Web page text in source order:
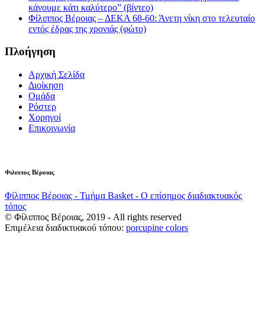
κάνουμε κάτι καλύτερο” (βίντεο)
Φίλιππος Βέροιας – ΔΕΚΑ 68-60: Άνετη νίκη στο τελευταίο
εντός έδρας της χρονιάς (φώτο)
Πλοήγηση
Αρχική Σελίδα
Διοίκηση
Ομάδα
Ρόστερ
Χορηγοί
Επικοινωνία
Φιλιππος Βέροιας
Φίλιππος Βέροιας - Τμήμα Basket - Ο επίσημος διαδιακτυακός
τόπος
© Φίλιππος Βέροιας, 2019 - All rights reserved
Επιμέλεια διαδικτυακού τόπου: porcupine colors